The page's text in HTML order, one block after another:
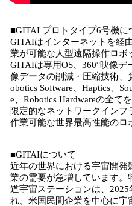
■GITAI プロトタイプ6号機に
GITAIはインターネットを経
業が可能な人型遠隔操作ロボ
GITAIは専用OS、360°映像
像データの削減・圧縮技術、
obotics Software、Haptics、
e、Robotics Hardwareの全て
限定的なネットワークイン
作業可能な世界最高性能のロ
■GITAIについて
近年の世界における宇宙開
業の需要が急増しています。
道宇宙ステーションは、2025
れ、米国民間企業を中心に宇